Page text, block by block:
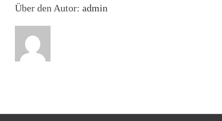
Netzwerks
Über den Autor: admin